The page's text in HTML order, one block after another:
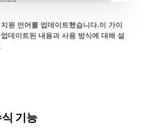
원 언어를 업데이트했습니다.이 가이
데이트된 내용과 사용 방식에 대해 설
기능